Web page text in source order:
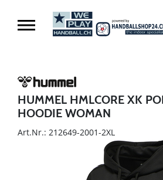
HUMMEL HMLCORE XK
HOODIE WOMAN
Art.Nr.: 212649-2001-2XL